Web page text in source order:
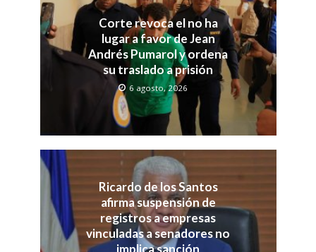
Corte revoca el no ha
lugar a favor de Jean
Andrés Pumarol y ordena
su traslado a prisión
6 agosto, 2026
Ricardo de los Santos
afirma suspensión de
registros a empresas
vinculadas a senadores no
implica sanción